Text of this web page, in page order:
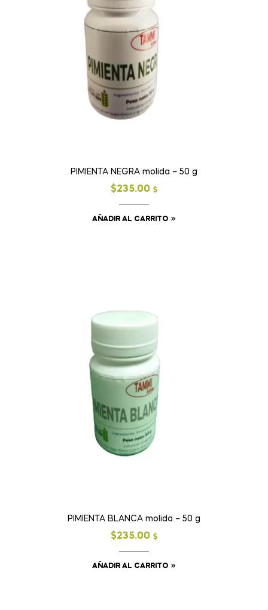
PIMIENTA NEGRA molida – 50 g
$235.00 $
AÑADIR AL CARRITO
PIMIENTA BLANCA molida – 50 g
$235.00 $
AÑADIR AL CARRITO